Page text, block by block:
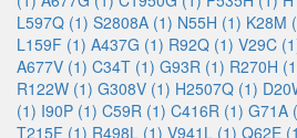
L597Q (1) S2808A (1) N55H (1) K28M
L159F (1) A437G (1) R92Q (1) V29C
A677V (1) C34T (1) G93R (1) R270H
R122W (1) G308V (1) H2507Q (1)
(1) I90P (1) C59R (1) C416R (1) G71A
T215F (1) R498L (1) V941L (1) Q62E